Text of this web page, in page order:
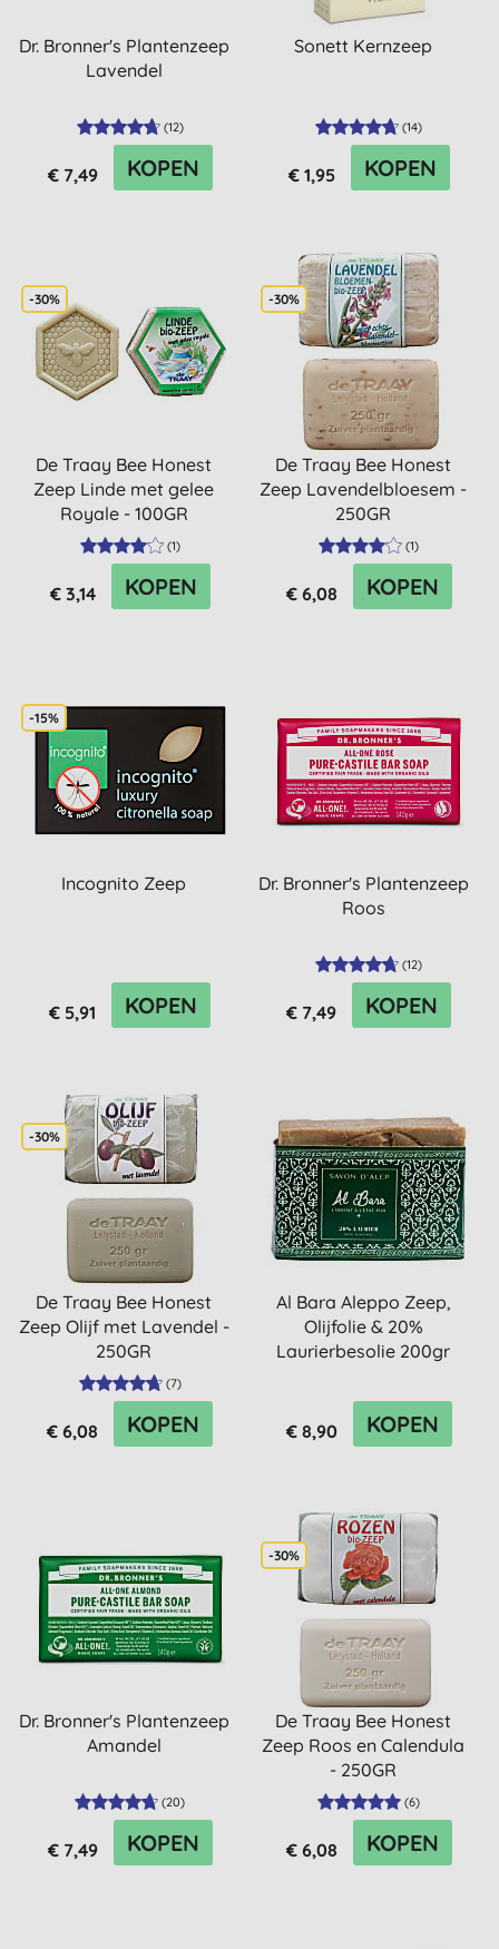
Dr. Bronner's Plantenzeep
Lavendel
(12)
€ 7,49 KOPEN
Sonett Kernzeep
(14)
€ 1,95 KOPEN
-30%
De Traay Bee Honest
Zeep Linde met gelee
Royale - 100GR
(1)
€ 3,14 KOPEN
-30%
De Traay Bee Honest
Zeep Lavendelbloesem -
250GR
(1)
€ 6,08 KOPEN
-15%
Incognito Zeep
€ 5,91 KOPEN
Dr. Bronner's Plantenzeep
Roos
(12)
€ 7,49 KOPEN
-30%
De Traay Bee Honest
Zeep Olijf met Lavendel -
250GR
(7)
€ 6,08 KOPEN
Al Bara Aleppo Zeep,
Olijfolie & 20%
Laurierbesolie 200gr
€ 8,90 KOPEN
Dr. Bronner's Plantenzeep
Amandel
(20)
€ 7,49 KOPEN
-30%
De Traay Bee Honest
Zeep Roos en Calendula
- 250GR
(6)
€ 6,08 KOPEN